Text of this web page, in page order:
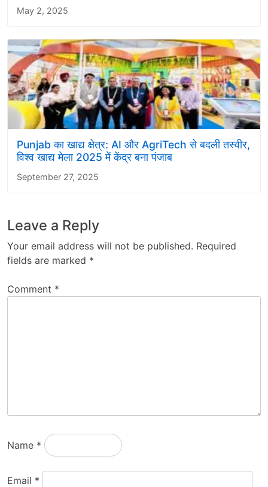
May 2, 2025
Punjab का खाद्य क्षेत्र: AI और AgriTech से बदली तस्वीर,
विश्व खाद्य मेला 2025 में केंद्र बना पंजाब
September 27, 2025
Leave a Reply
Your email address will not be published. Required
fields are marked *
Comment *
Name *
Email *